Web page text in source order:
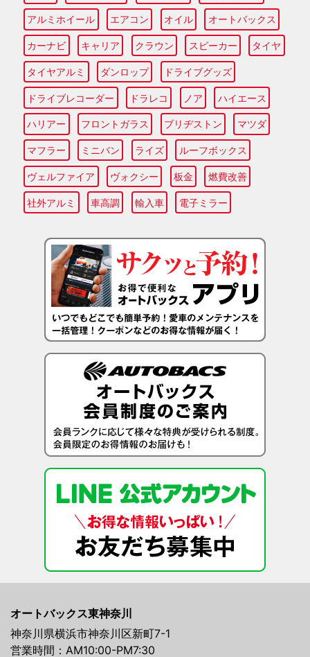
アルミホイール エアコン オイル オートバックス
カーナビ キャリア クラウン スピーカー タイヤ
タイヤアルミ ダンロップ ドライブグッズ
ドライブレコーダー ドラレコ ノア ハイエース
ハリアー フロントガラス ブリヂストン マツダ
マフラー ミニバン ライズ ルーフボックス
ヴェルファイア ヴォクシー 板金 燃費改善
社外アルミ 車高調 輸入車 電子ミラー
オートバックス東神奈川
神奈川県横浜市神奈川区新町7-1
営業時間：AM10:00-PM7:30